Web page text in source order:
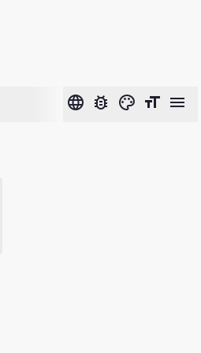
language bug_report color_lens format_size menu